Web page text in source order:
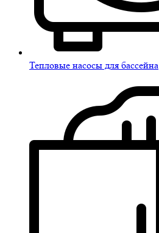
Тепловые насосы для бассейна